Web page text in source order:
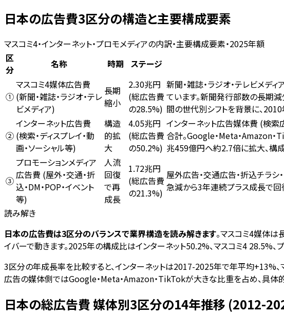
日本の広告費3区分の構造と主要構成要素
マスコミ4・インターネット・プロモメディアの内訳・主要構成要素・2025年額
区
分
名称 時期 ステージ
①
マスコミ4媒体広告費
(新聞・雑誌・ラジオ・テレ
ビメディア)
長期
縮小
2.30兆円
(総広告費
の28.5%)
新聞・雑誌・ラジオ・テレビメデ
ています。新聞発行部数の長期
間の世代別シフトを背景に、
②
インターネット広告費
(検索・ディスプレイ・動
画・ソーシャル等)
構造
的拡
大
4.05兆円
(総広告費
の50.2%)
インターネット広告媒体費 (検索
合計。Google・Meta・Amazon
兆459億円へ約2.7倍に拡大、構
③
プロモーションメディア
広告費 (屋外・交通・折
込・DM・POP・イベント
等)
人流
回復
で再
成長
1.72兆円
(総広告費
の21.3%)
屋外広告・交通広告・折込チラシ
急減から3年連続プラス成長で回
読み解き
日本の広告費は3区分のバランスで業界構造を読み解きます。マスコミ4媒体は
イバーで動きます。2025年の構成比はインターネット50.2%、マスコミ4 28.5%
3区分の年成長率を比較すると、インターネットは2017-2025年で年平均+13%
広告の媒体側ではGoogle・Meta・Amazon・TikTokが大きな比重を占め、具
日本の総広告費 媒体別3区分の14年推移 (2012-